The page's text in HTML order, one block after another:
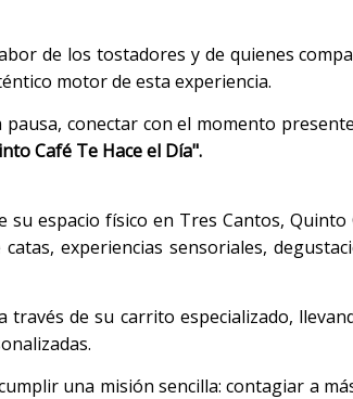
de los tostadores y de quienes
motor de esta experiencia.
conectar con el momento
Café Te Hace el Día".
espacio físico en Tres Cantos, Quinto
experiencias sensoriales,
de su carrito especializado,
una misión sencilla: contagiar a